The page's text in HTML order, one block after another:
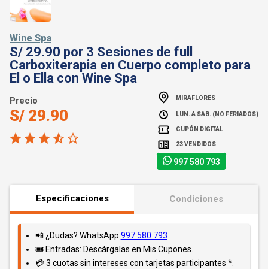
Wine Spa
S/ 29.90 por 3 Sesiones de full
Carboxiterapia en Cuerpo completo para
El o Ella con Wine Spa
Precio
S/ 29.90
MIRAFLORES
LUN. A SAB. (NO FERIADOS)
CUPÓN DIGITAL
23 VENDIDOS
997 580 793
Especificaciones Condiciones
📲 ¿Dudas? WhatsApp 997 580 793
🎟️ Entradas: Descárgalas en Mis Cupones.
💳 3 cuotas sin intereses con tarjetas participantes *.